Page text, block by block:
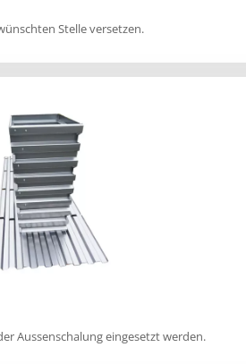
Stelle versetzen.
Aussenschalung eingesetzt werden.